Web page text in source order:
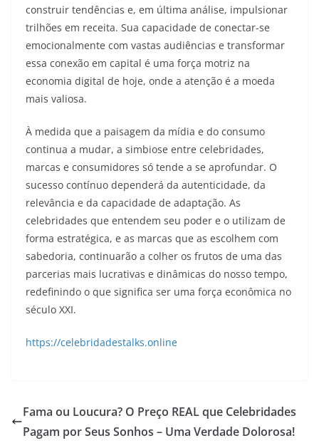
construir tendências e, em última análise, impulsionar
trilhões em receita. Sua capacidade de conectar-se
emocionalmente com vastas audiências e transformar
essa conexão em capital é uma força motriz na
economia digital de hoje, onde a atenção é a moeda
mais valiosa.
À medida que a paisagem da mídia e do consumo
continua a mudar, a simbiose entre celebridades,
marcas e consumidores só tende a se aprofundar. O
sucesso contínuo dependerá da autenticidade, da
relevância e da capacidade de adaptação. As
celebridades que entendem seu poder e o utilizam de
forma estratégica, e as marcas que as escolhem com
sabedoria, continuarão a colher os frutos de uma das
parcerias mais lucrativas e dinâmicas do nosso tempo,
redefinindo o que significa ser uma força econômica no
século XXI.
https://celebridadestalks.online
Fama ou Loucura? O Preço REAL que Celebridades
Pagam por Seus Sonhos – Uma Verdade Dolorosa!